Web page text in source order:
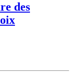
des